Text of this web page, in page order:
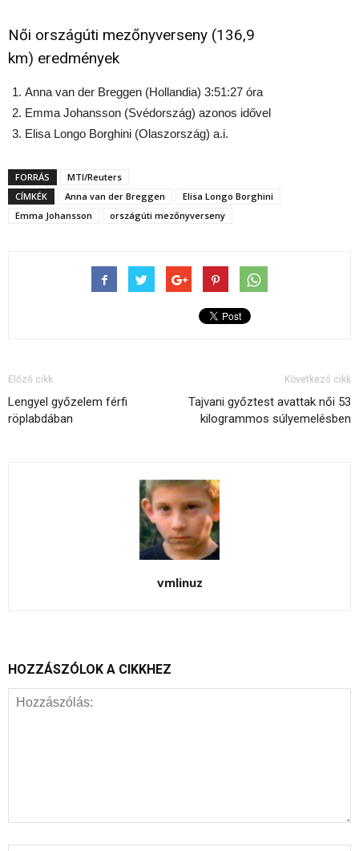
Női országúti mezőnyverseny (136,9
km) eredmények
Anna van der Breggen (Hollandia) 3:51:27 óra
Emma Johansson (Svédország) azonos idővel
Elisa Longo Borghini (Olaszország) a.i.
FORRÁS
MTI/Reuters
CÍMKÉK
Anna van der Breggen
Elisa Longo Borghini
Emma Johansson
országúti mezőnyverseny
Előző cikk
Lengyel győzelem férfi
röplabdában
Következő cikk
Tajvani győztest avattak női 53
kilogrammos súlyemelésben
vmlinuz
HOZZÁSZÓLOK A CIKKHEZ